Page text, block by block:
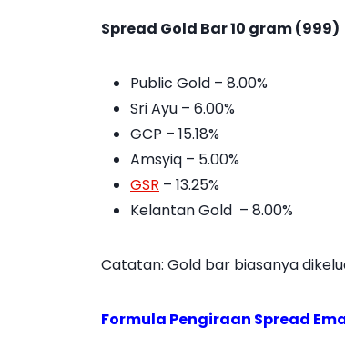
Spread Gold Bar 10 gram (999)
Public Gold – 8.00%
Sri Ayu – 6.00%
GCP – 15.18%
Amsyiq – 5.00%
GSR – 13.25%
Kelantan Gold – 8.00%
Catatan: Gold bar biasanya
Formula Pengiraan Spread